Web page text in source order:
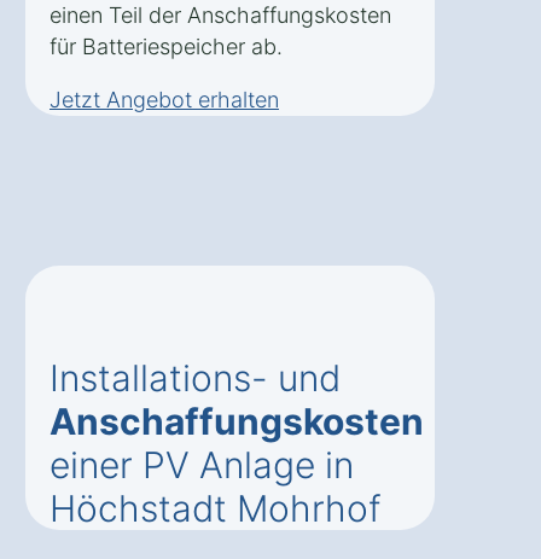
einen Teil der Anschaffungskosten
für Batteriespeicher ab.
Jetzt Angebot erhalten
Installations- und
Anschaffungskosten
einer PV Anlage in
Höchstadt Mohrhof